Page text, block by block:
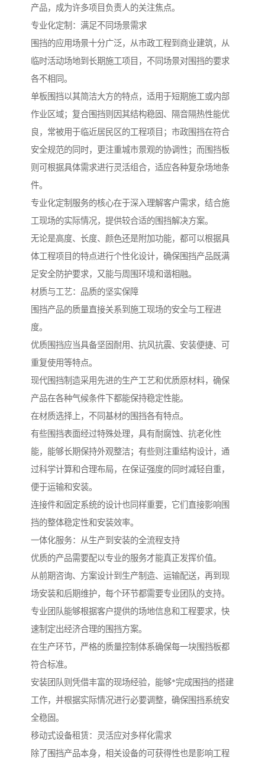
产品，成为许多项目负责人的关注焦点。
专业化定制：满足不同场景需求
围挡的应用场景十分广泛，从市政工程到商业建筑，从
临时活动场地到长期施工项目，不同场景对围挡的要求
各不相同。
单板围挡以其简洁大方的特点，适用于短期施工或内部
作业区域；复合围挡则因其结构稳固、隔音隔热性能优
良，常被用于临近居民区的工程项目；市政围挡在符合
安全规范的同时，更注重城市景观的协调性；而围挡板
则可根据具体需求进行灵活组合，适应各种复杂场地条
件。
专业化定制服务的核心在于深入理解客户需求，结合施
工现场的实际情况，提供较合适的围挡解决方案。
无论是高度、长度、颜色还是附加功能，都可以根据具
体工程项目的特点进行个性化设计，确保围挡产品既满
足安全防护要求，又能与周围环境和谐相融。
材质与工艺：品质的坚实保障
围挡产品的质量直接关系到施工现场的安全与工程进
度。
优质围挡应当具备坚固耐用、抗风抗震、安装便捷、可
重复使用等特点。
现代围挡制造采用先进的生产工艺和优质原材料，确保
产品在各种气候条件下都能保持稳定性能。
在材质选择上，不同基材的围挡各有特点。
有些围挡表面经过特殊处理，具有耐腐蚀、抗老化性
能，能够长期保持外观整洁；有些则注重结构设计，通
过科学计算和合理布局，在保证强度的同时减轻自重，
便于运输和安装。
连接件和固定系统的设计也同样重要，它们直接影响围
挡的整体稳定性和安装效率。
一体化服务：从生产到安装的全流程支持
优质的产品需要配以专业的服务才能真正发挥价值。
从前期咨询、方案设计到生产制造、运输配送，再到现
场安装和后期维护，每个环节都需要专业团队的支持。
专业团队能够根据客户提供的场地信息和工程要求，快
速制定出经济合理的围挡方案。
在生产环节，严格的质量控制体系确保每一块围挡板都
符合标准。
安装团队则凭借丰富的现场经验，能够*完成围挡的搭建
工作，并根据实际情况进行必要调整，确保围挡系统安
全稳固。
移动式设备租赁：灵活应对多样化需求
除了围挡产品本身，相关设备的可获得性也是影响工程